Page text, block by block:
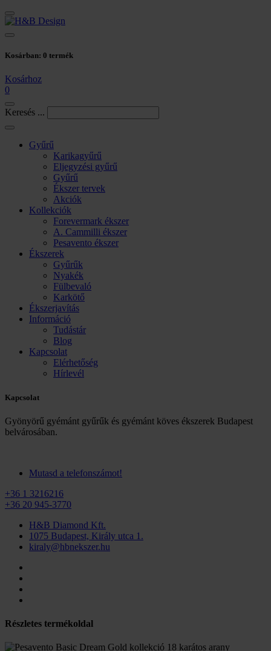
Kosárban: 0 termék
Kosárhoz
0
Keresés ...
Gyűrű
Karikagyűrű
Eljegyzési gyűrű
Gyűrű
Ékszer tervek
Akciók
Kollekciók
Forevermark ékszer
A. Cammilli ékszer
Pesavento ékszer
Ékszerek
Gyűrűk
Nyakék
Fülbevaló
Karkötő
Ékszerjavítás
Információ
Tudástár
Blog
Kapcsolat
Elérhetőség
Hírlevél
Kapcsolat
Gyönyörű gyémánt gyűrűk és gyémánt köves ékszerek Budapest
belvárosában.
Mutasd a telefonszámot!
+36 1 3216216
+36 20 945-3770
H&B Diamond Kft.
1075 Budapest, Király utca 1.
kiraly@hbnekszer.hu
Részletes termékoldal